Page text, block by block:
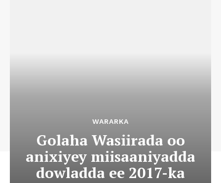
WARARKA
Golaha Wasiirada oo
anixiyey miisaaniyadda
dowladda ee 2017-ka